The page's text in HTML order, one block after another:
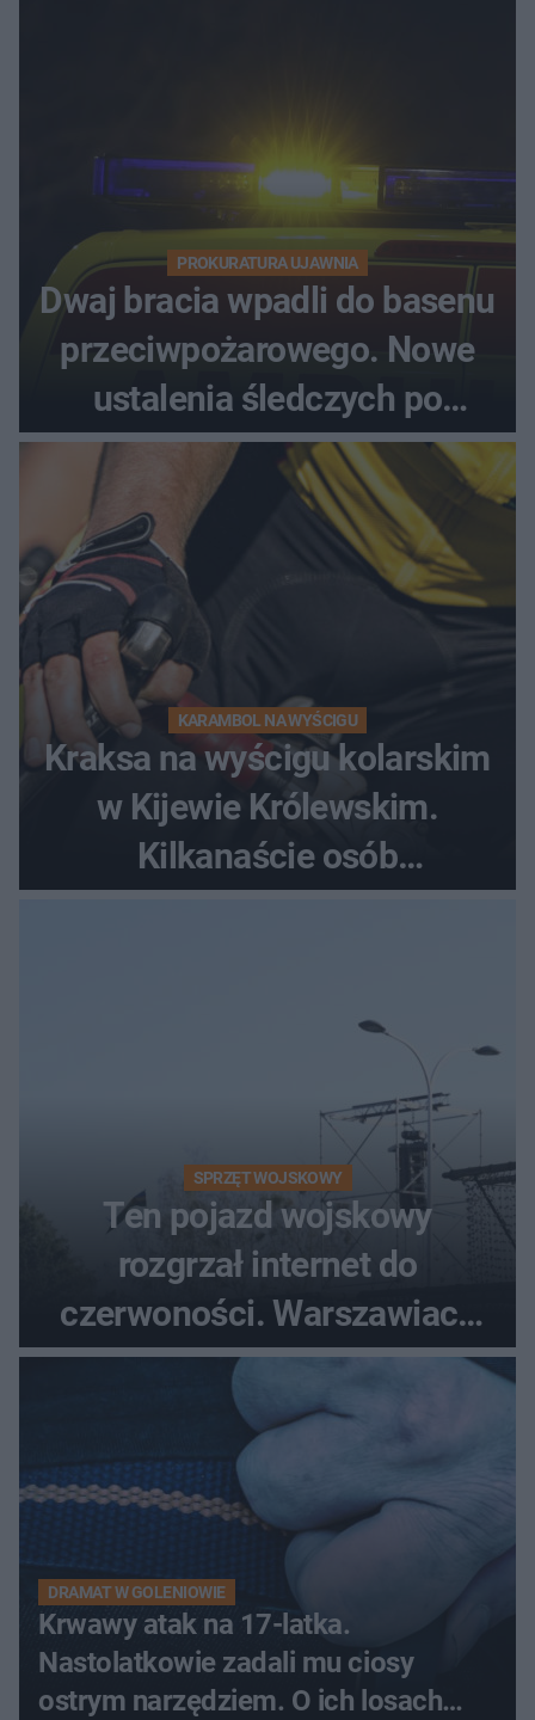
PROKURATURA UJAWNIA
Dwaj bracia wpadli do basenu
przeciwpożarowego. Nowe
ustalenia śledczych po
dramatycznej akcji
KARAMBOL NA WYŚCIGU
Kraksa na wyścigu kolarskim
w Kijewie Królewskim.
Kilkanaście osób
poszkodowanych, lądował
SPRZĘT WOJSKOWY
Ten pojazd wojskowy
rozgrzał internet do
czerwoności. Warszawiacy
pytali, czy to Mad Max!
DRAMAT W GOLENIOWIE
Krwawy atak na 17-latka.
Nastolatkowie zadali mu ciosy
ostrym narzędziem. O ich losach